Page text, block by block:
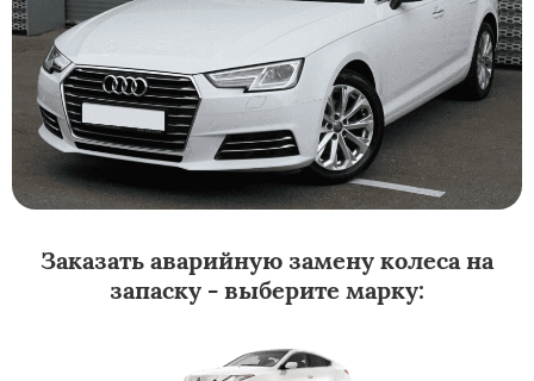
Заказать аварийную замену колеса на
запаску - выберите марку: